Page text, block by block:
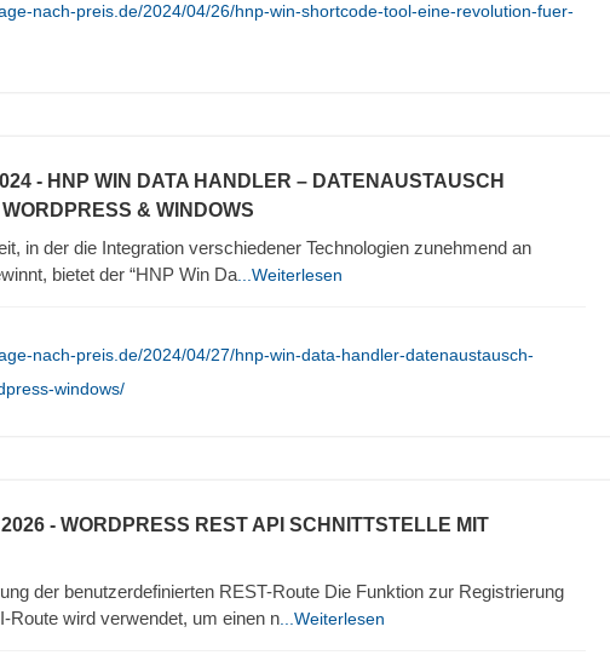
nach-preis.de/2024/04/26/hnp-win-shortcode-tool-eine-revolution-fuer-
- HNP WIN DATA HANDLER – DATENAUSTAUSCH
& WINDOWS
in der die Integration verschiedener Technologien zunehmend an
bietet der “HNP Win Da ...Weiterlesen
nach-preis.de/2024/04/27/hnp-win-data-handler-datenaustausch-
windows/
- WORDPRESS REST API SCHNITTSTELLE MIT
der benutzerdefinierten REST-Route Die Funktion zur Registrierung
Route wird verwendet, um einen n ...Weiterlesen